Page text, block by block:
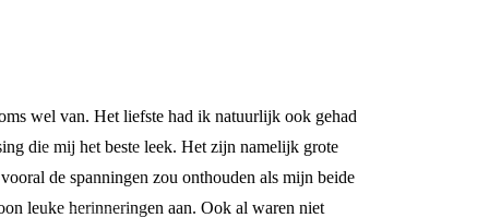
wel van. Het liefste had ik natuurlijk ook gehad
die mij het beste leek. Het zijn namelijk grote
de spanningen zou onthouden als mijn beide
leuke herinneringen aan. Ook al waren niet